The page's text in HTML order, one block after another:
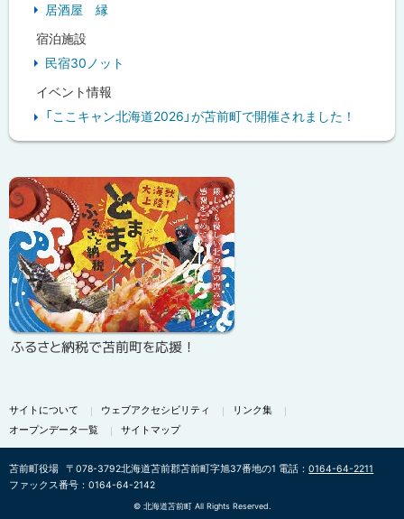
居酒屋 縁
宿泊施設
民宿30ノット
イベント情報
「ここキャン北海道2026」が苫前町で開催されました！
ッ
ク
ア
ッ
プ
ふるさと納税で苫前町を応援！
サイトについて ウェブアクセシビリティ
リンク集
オープンデータ一覧
サイトマップ
苫前町役場 〒078-3792北海道苫前郡苫前町字旭37番地の1 電話：0164-64-2211
ファックス番号：0164-64-2142
© 北海道苫前町 All Rights Reserved.